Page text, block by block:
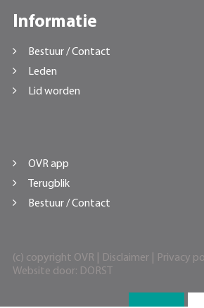
Informatie
Bestuur / Contact
Leden
Lid worden
OVR app
Terugblik
Bestuur / Contact
(c) copyright OVR | Disclaimer| Privacy
Website door: DORST